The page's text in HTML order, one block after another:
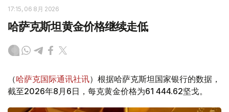
17:15, 06 8月 2026
哈萨克斯坦黄金价格继续走低
（哈萨克国际通讯社讯）根据哈萨克斯坦国家银行的数据，
截至2026年8月6日，每克黄金价格为61 444.62坚戈。